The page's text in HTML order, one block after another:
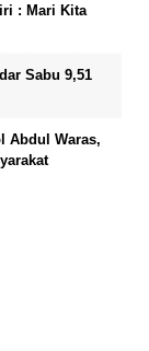
: Mari Kita
Sabu 9,51
Abdul Waras,